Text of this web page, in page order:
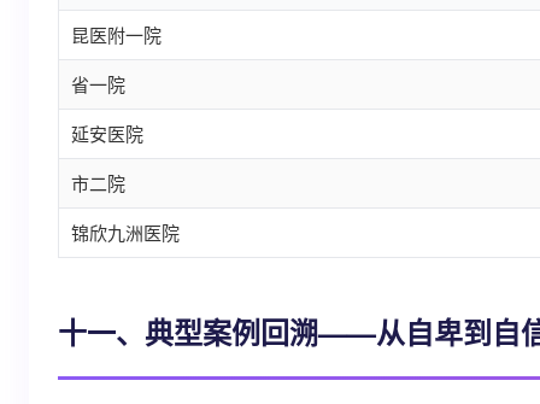
昆医附一院
省一院
延安医院
市二院
锦欣九洲医院
十一、典型案例回溯——从自卑到自